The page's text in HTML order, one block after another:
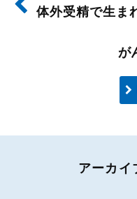
体外受精で生ま
が
アーカイ